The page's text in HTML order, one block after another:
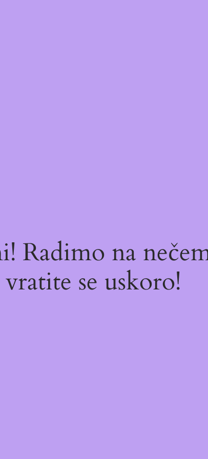
Radimo na
vratite se uskoro!